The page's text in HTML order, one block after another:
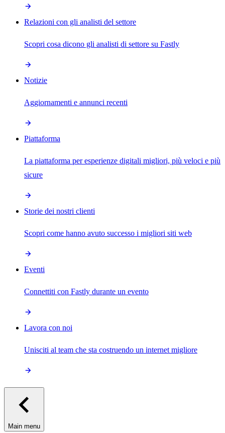
Relazioni con gli analisti del settore
Scopri cosa dicono gli analisti di settore su Fastly
Notizie
Aggiornamenti e annunci recenti
Piattaforma
La piattaforma per esperienze digitali migliori, più veloci e più
sicure
Storie dei nostri clienti
Scopri come hanno avuto successo i migliori siti web
Eventi
Connettiti con Fastly durante un evento
Lavora con noi
Unisciti al team che sta costruendo un internet migliore
Main menu